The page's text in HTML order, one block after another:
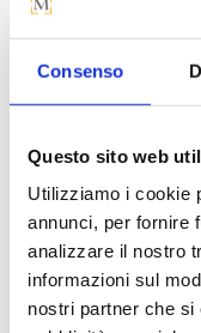
Consenso
Questo sito web
Utilizziamo i cookie
annunci, per fornire
analizzare il nostro
informazioni sul
nostri partner che si
La
meglio,